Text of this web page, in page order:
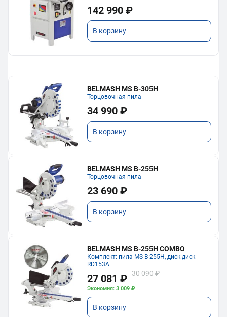
142 990 ₽
В корзину
BELMASH MS B-305H
Торцовочная пила
34 990 ₽
В корзину
BELMASH MS B-255H
Торцовочная пила
23 690 ₽
В корзину
BELMASH MS B-255H COMBO
Комплект: пила MS B-255H, диск диск
RD153A
27 081 ₽ 30 090 ₽
Экономия: 3 009 ₽
В корзину